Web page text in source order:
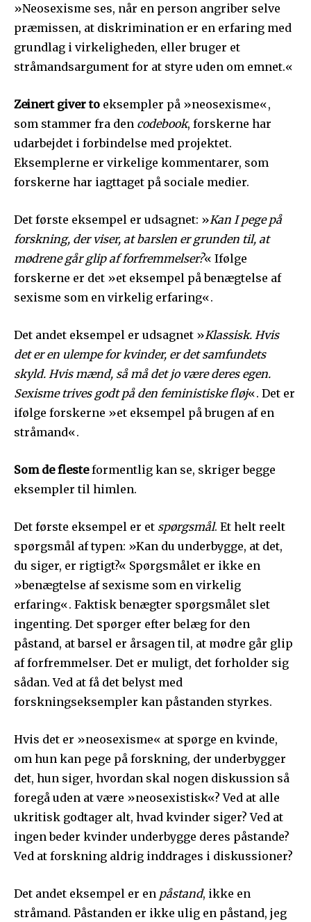
»Neosexisme ses, når en person angriber selve
præmissen, at diskrimination er en erfaring med
grundlag i virkeligheden, eller bruger et
stråmandsargument for at styre uden om emnet.«
Zeinert giver to eksempler på »neosexisme«,
som stammer fra den codebook, forskerne har
udarbejdet i forbindelse med projektet.
Eksemplerne er virkelige kommentarer, som
forskerne har iagttaget på sociale medier.
Det første eksempel er udsagnet: »Kan I pege på
forskning, der viser, at barslen er grunden til, at
mødrene går glip af forfremmelser?« Ifølge
forskerne er det »et eksempel på benægtelse af
sexisme som en virkelig erfaring«.
Det andet eksempel er udsagnet »Klassisk. Hvis
det er en ulempe for kvinder, er det samfundets
skyld. Hvis mænd, så må det jo være deres egen.
Sexisme trives godt på den feministiske fløj«. Det er
ifølge forskerne »et eksempel på brugen af en
stråmand«.
Som de flesteformentlig kan se, skriger begge
eksempler til himlen.
Det første eksempel er et spørgsmål. Et helt reelt
spørgsmål af typen: »Kan du underbygge, at det,
du siger, er rigtigt?« Spørgsmålet er ikke en
»benægtelse af sexisme som en virkelig
erfaring«. Faktisk benægter spørgsmålet slet
ingenting. Det spørger efter belæg for den
påstand, at barsel er årsagen til, at mødre går glip
af forfremmelser. Det er muligt, det forholder sig
sådan. Ved at få det belyst med
forskningseksempler kan påstanden styrkes.
Hvis det er »neosexisme« at spørge en kvinde,
om hun kan pege på forskning, der underbygger
det, hun siger, hvordan skal nogen diskussion så
foregå uden at være »neosexistisk«? Ved at alle
ukritisk godtager alt, hvad kvinder siger? Ved at
ingen beder kvinder underbygge deres påstande?
Ved at forskning aldrig inddrages i diskussioner?
Det andet eksempel er en påstand, ikke en
stråmand. Påstanden er ikke ulig en påstand, jeg